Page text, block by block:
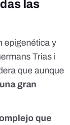
las
epigenética y
Trias i
que aunque
gran
que